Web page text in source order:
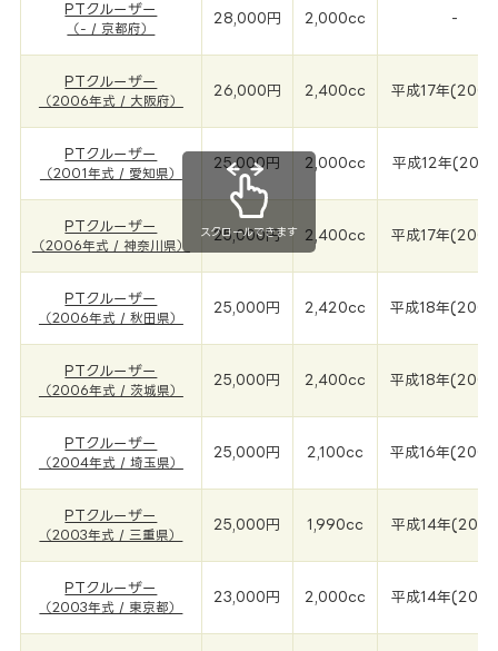
PTクルーザー
（- / 京都府）
28,000円 2,000cc -
PTクルーザー
（2006年式 / 大阪府）
26,000円 2,400cc 平成17年
PTクルーザー
（2001年式 / 愛知県）
25,000円 2,000cc 平成12年
PTクルーザー
（2006年式 / 神奈川県）
25,000円 2,400cc 平成17年
PTクルーザー
（2006年式 / 秋田県）
25,000円 2,420cc 平成18年
PTクルーザー
（2006年式 / 茨城県）
25,000円 2,400cc 平成18年
PTクルーザー
（2004年式 / 埼玉県）
25,000円 2,100cc 平成16年
PTクルーザー
（2003年式 / 三重県）
25,000円 1,990cc 平成14年
PTクルーザー
（2003年式 / 東京都）
23,000円 2,000cc 平成14年
スクロールできます